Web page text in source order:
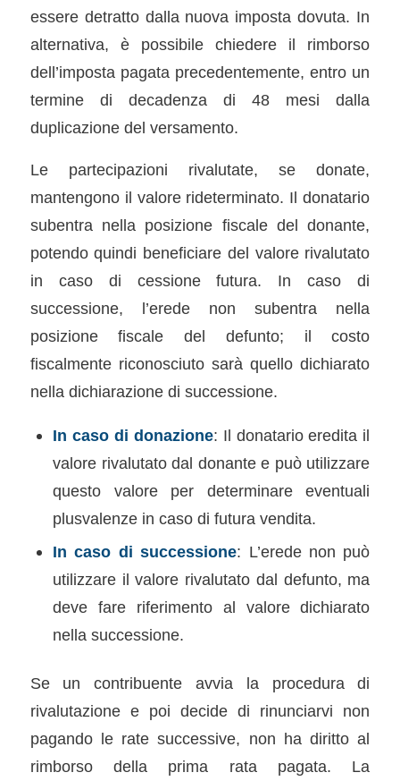
essere detratto dalla nuova imposta dovuta. In
alternativa, è possibile chiedere il rimborso
dell’imposta pagata precedentemente, entro un
termine di decadenza di 48 mesi dalla
duplicazione del versamento.
Le partecipazioni rivalutate, se donate,
mantengono il valore rideterminato. Il donatario
subentra nella posizione fiscale del donante,
potendo quindi beneficiare del valore rivalutato
in caso di cessione futura. In caso di
successione, l’erede non subentra nella
posizione fiscale del defunto; il costo
fiscalmente riconosciuto sarà quello dichiarato
nella dichiarazione di successione.
In caso di donazione: Il donatario eredita il
valore rivalutato dal donante e può utilizzare
questo valore per determinare eventuali
plusvalenze in caso di futura vendita.
In caso di successione: L’erede non può
utilizzare il valore rivalutato dal defunto, ma
deve fare riferimento al valore dichiarato
nella successione.
Se un contribuente avvia la procedura di
rivalutazione e poi decide di rinunciarvi non
pagando le rate successive, non ha diritto al
rimborso della prima rata pagata. La